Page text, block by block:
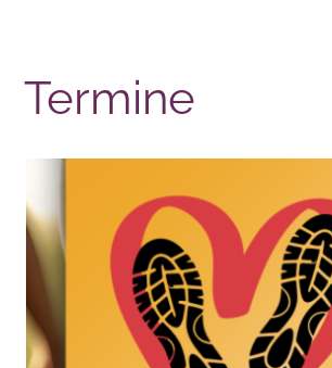
Termine